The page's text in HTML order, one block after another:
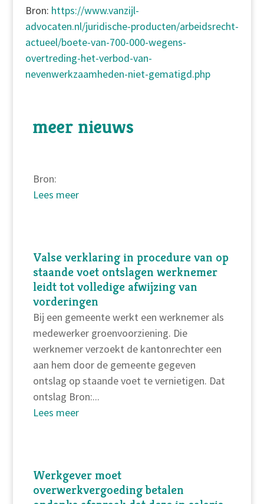
Bron: https://www.vanzijl-
advocaten.nl/juridische-producten/arbeidsrecht-
actueel/boete-van-700-000-wegens-
overtreding-het-verbod-van-
nevenwerkzaamheden-niet-gematigd.php
meer nieuws
Bron:
Lees meer
Valse verklaring in procedure van op
staande voet ontslagen werknemer
leidt tot volledige afwijzing van
vorderingen
Bij een gemeente werkt een werknemer als
medewerker groenvoorziening. Die
werknemer verzoekt de kantonrechter een
aan hem door de gemeente gegeven
ontslag op staande voet te vernietigen. Dat
ontslag Bron:...
Lees meer
Werkgever moet
overwerkvergoeding betalen